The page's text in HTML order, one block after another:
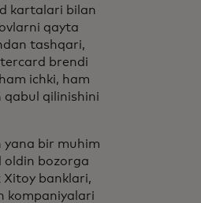
kartalari bilan
qayta
tashqari,
brendi
ichki, ham
qabul qilinishini
yana bir muhim
oldin bozorga
Xitoy banklari,
kompaniyalari